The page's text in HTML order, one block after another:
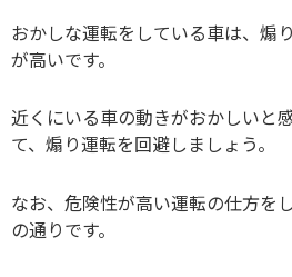
おかしな運転をしている車は、煽
が高いです。
近くにいる車の動きがおかしいと
て、煽り運転を回避しましょう。
なお、危険性が高い運転の仕方を
の通りです。